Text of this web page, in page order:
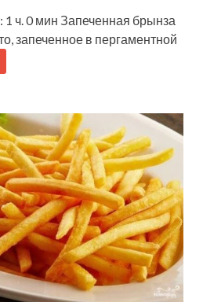
ч. 0 мин Запеченная брынза
запеченное в пергаментной